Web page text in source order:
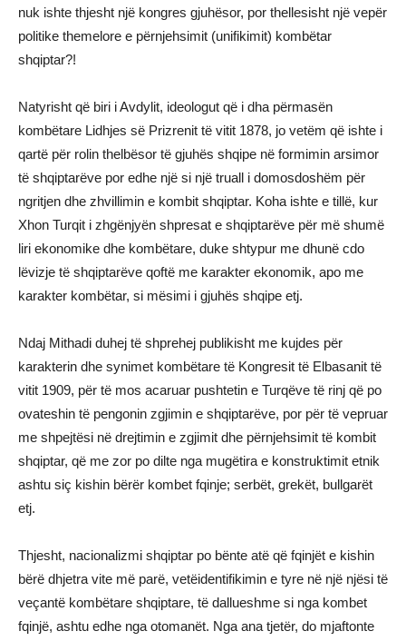
nuk ishte thjesht një kongres gjuhësor, por thellesisht një vepër
politike themelore e përnjehsimit (unifikimit) kombëtar
shqiptar?!
Natyrisht që biri i Avdylit, ideologut që i dha përmasën
kombëtare Lidhjes së Prizrenit të vitit 1878, jo vetëm që ishte i
qartë për rolin thelbësor të gjuhës shqipe në formimin arsimor
të shqiptarëve por edhe një si një truall i domosdoshëm për
ngritjen dhe zhvillimin e kombit shqiptar. Koha ishte e tillë, kur
Xhon Turqit i zhgënjyën shpresat e shqiptarëve për më shumë
liri ekonomike dhe kombëtare, duke shtypur me dhunë cdo
lëvizje të shqiptarëve qoftë me karakter ekonomik, apo me
karakter kombëtar, si mësimi i gjuhës shqipe etj.
Ndaj Mithadi duhej të shprehej publikisht me kujdes për
karakterin dhe synimet kombëtare të Kongresit të Elbasanit të
vitit 1909, për të mos acaruar pushtetin e Turqëve të rinj që po
ovateshin të pengonin zgjimin e shqiptarëve, por për të vepruar
me shpejtësi në drejtimin e zgjimit dhe përnjehsimit të kombit
shqiptar, që me zor po dilte nga mugëtira e konstruktimit etnik
ashtu siç kishin bërër kombet fqinje; serbët, grekët, bullgarët
etj.
Thjesht, nacionalizmi shqiptar po bënte atë që fqinjët e kishin
bërë dhjetra vite më parë, vetëidentifikimin e tyre në një njësi të
veçantë kombëtare shqiptare, të dallueshme si nga kombet
fqinjë, ashtu edhe nga otomanët. Nga ana tjetër, do mjaftonte